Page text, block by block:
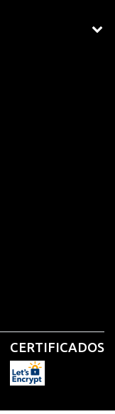
CERTIFICADOS